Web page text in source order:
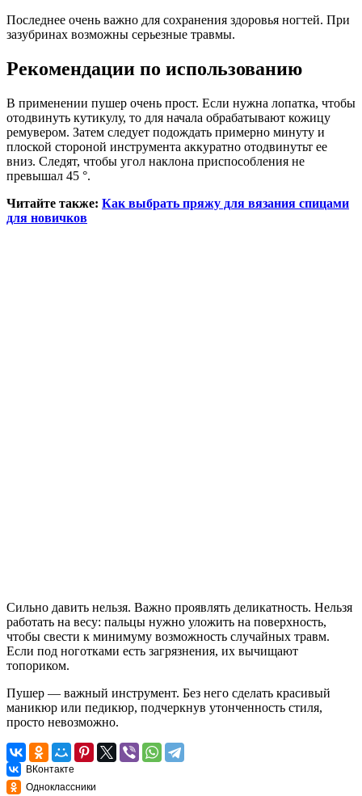
Последнее очень важно для сохранения здоровья ногтей. При
зазубринах возможны серьезные травмы.
Рекомендации по использованию
В применении пушер очень прост. Если нужна лопатка, чтобы
отодвинуть кутикулу, то для начала обрабатывают кожицу
ремувером. Затем следует подождать примерно минуту и
плоской стороной инструмента аккуратно отодвинутьт ее
вниз. Следят, чтобы угол наклона приспособления не
превышал 45 °.
Читайте также: Как выбрать пряжу для вязания спицами
для новичков
Сильно давить нельзя. Важно проявлять деликатность. Нельзя
работать на весу: пальцы нужно уложить на поверхность,
чтобы свести к минимуму возможность случайных травм.
Если под ноготками есть загрязнения, их вычищают
топориком.
Пушер — важный инструмент. Без него сделать красивый
маникюр или педикюр, подчеркнув утонченность стиля,
просто невозможно.
ВКонтакте
Одноклассники